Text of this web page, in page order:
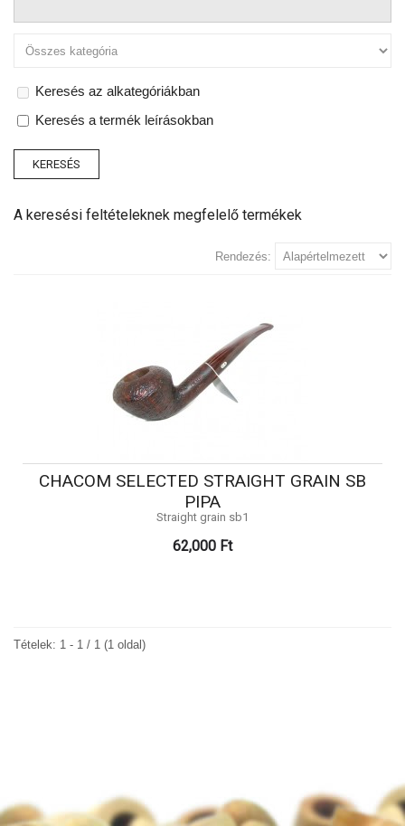
Keresés az alkategóriákban
Keresés a termék leírásokban
A keresési feltételeknek megfelelő termékek
Rendezés:
CHACOM SELECTED STRAIGHT GRAIN SB
PIPA
Straight grain sb1
62,000 Ft
Tételek: 1 - 1 / 1 (1 oldal)